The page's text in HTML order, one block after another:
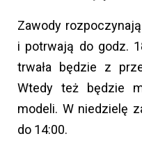
Zawody
i potrwają do godz.
trwała będzie z
Wtedy też będzie
modeli. W niedzielę
do 14:00.